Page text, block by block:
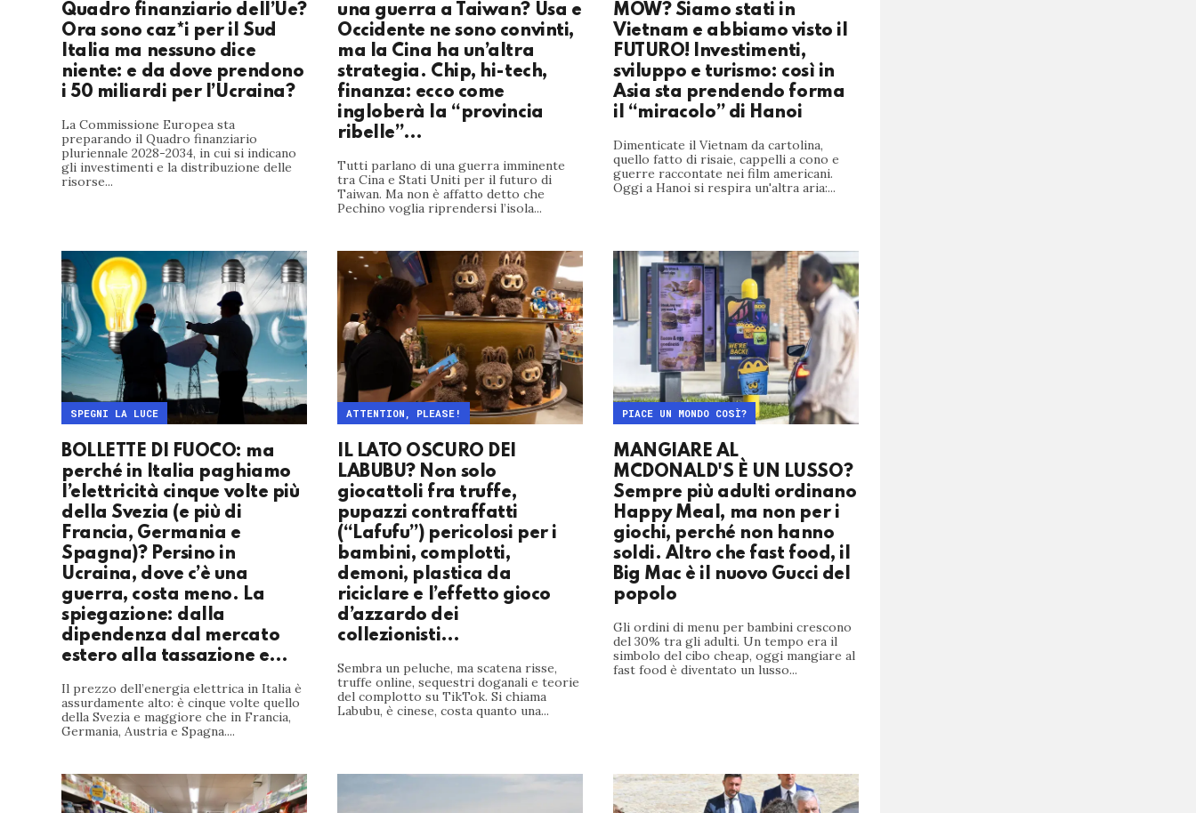
Quadro finanziario dell’Ue?
Ora sono caz*i per il Sud
Italia ma nessuno dice
niente: e da dove prendono
i 50 miliardi per l’Ucraina?
La Commissione Europea sta
preparando il Quadro finanziario
pluriennale 2028-2034, in cui si indicano
gli investimenti e la distribuzione delle
risorse...
una guerra a Taiwan? Usa e
Occidente ne sono convinti,
ma la Cina ha un’altra
strategia. Chip, hi-tech,
finanza: ecco come
ingloberà la “provincia
ribelle”…
Tutti parlano di una guerra imminente
tra Cina e Stati Uniti per il futuro di
Taiwan. Ma non è affatto detto che
Pechino voglia riprendersi l’isola...
MOW? Siamo stati in
Vietnam e abbiamo visto il
FUTURO! Investimenti,
sviluppo e turismo: così in
Asia sta prendendo forma
il “miracolo” di Hanoi
Dimenticate il Vietnam da cartolina,
quello fatto di risaie, cappelli a cono e
guerre raccontate nei film americani.
Oggi a Hanoi si respira un'altra aria:...
BOLLETTE DI FUOCO: ma
perché in Italia paghiamo
l’elettricità cinque volte più
della Svezia (e più di
Francia, Germania e
Spagna)? Persino in
Ucraina, dove c’è una
guerra, costa meno. La
spiegazione: dalla
dipendenza dal mercato
estero alla tassazione e…
Il prezzo dell’energia elettrica in Italia è
assurdamente alto: è cinque volte quello
della Svezia e maggiore che in Francia,
Germania, Austria e Spagna....
SPEGNI LA LUCE
IL LATO OSCURO DEI
LABUBU? Non solo
giocattoli fra truffe,
pupazzi contraffatti
(“Lafufu”) pericolosi per i
bambini, complotti,
demoni, plastica da
riciclare e l’effetto gioco
d’azzardo dei
collezionisti…
Sembra un peluche, ma scatena risse,
truffe online, sequestri doganali e teorie
del complotto su TikTok. Si chiama
Labubu, è cinese, costa quanto una...
ATTENTION, PLEASE!
MANGIARE AL
MCDONALD'S È UN LUSSO?
Sempre più adulti ordinano
Happy Meal, ma non per i
giochi, perché non hanno
soldi. Altro che fast food, il
Big Mac è il nuovo Gucci del
popolo
Gli ordini di menu per bambini crescono
del 30% tra gli adulti. Un tempo era il
simbolo del cibo cheap, oggi mangiare al
fast food è diventato un lusso...
PIACE UN MONDO COSÌ?